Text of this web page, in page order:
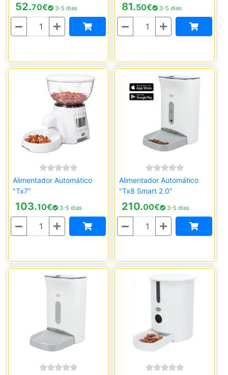
52.70€ 3-5 dias
Quantidade
81.50€ 3-5 dias
Quantidade
Alimentador Automático
"Tx7"
103.10€ 3-5 dias
Quantidade
Alimentador Automático
"Tx8 Smart 2.0"
210.00€ 3-5 dias
Quantidade